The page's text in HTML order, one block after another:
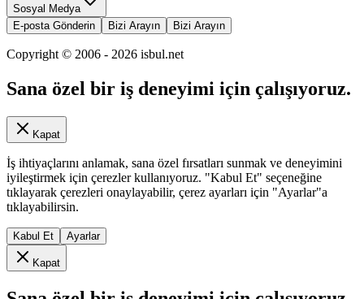
Sosyal Medya
E-posta Gönderin
Bizi Arayın Bizi Arayın
Copyright © 2006 - 2026 isbul.net
Sana özel bir iş deneyimi için çalışıyoruz.
Kapat
İş ihtiyaçlarını anlamak, sana özel fırsatları sunmak ve deneyimini
iyileştirmek için çerezler kullanıyoruz. "Kabul Et" seçeneğine
tıklayarak çerezleri onaylayabilir, çerez ayarları için "Ayarlar"a
tıklayabilirsin.
Kabul Et Ayarlar
Kapat